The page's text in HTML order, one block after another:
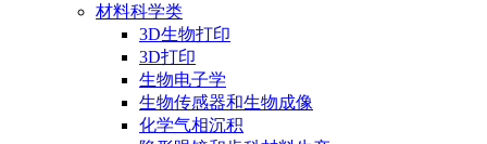
材料科学类
3D生物打印
3D打印
生物电子学
生物传感器和生物成像
化学气相沉积